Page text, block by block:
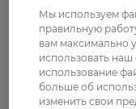
0
З 0 відгуків
Мы используем
правильную
вам максимально
использовать наш
использование
больше об
изменить свои